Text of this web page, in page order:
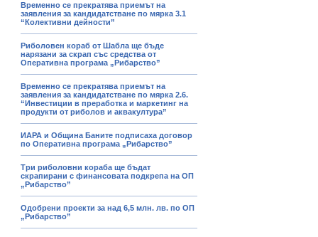
Временно се прекратява приемът на
заявления за кандидатстване по мярка 3.1
“Колективни дейности”
Риболовен кораб от Шабла ще бъде
нарязани за скрап със средства от
Оперативна програма „Рибарство”
Временно се прекратява приемът на
заявления за кандидатстване по мярка 2.6.
“Инвестиции в преработка и маркетинг на
продукти от риболов и аквакултура”
ИАРА и Община Баните подписаха договор
по Оперативна програма „Рибарство”
Три риболовни кораба ще бъдат
скрапирани с финансовата подкрепа на ОП
„Рибарство”
Одобрени проекти за над 6,5 млн. лв. по ОП
„Рибарство”